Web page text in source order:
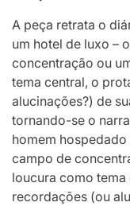
A peça retrata o
um hotel de luxo –
concentração ou
tema central, o
alucinações?) de
tornando-se o
homem
campo de
loucura como
recordações (ou